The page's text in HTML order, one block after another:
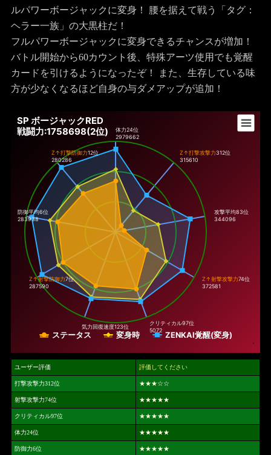
ルパワーボージャックに変身！ 腰を据えて戦う「タグ：
ヘラー一族」の大黒柱だ！
フルパワーボージャックに変身できるチャンスが増加！
バトル開始から60カウント後、特殊アーツ使用でも覚醒
カードを引けるようになったぞ！ また、生存している味
方が少なくなるほど自身の与ダメアップが追加！
SP ボージャックRED
戦闘力:1758698(2位)
ステータス 変身時 ZENKAI覚醒(変身)
体力24位
2979662
Z↑打撃攻撃力312位
315610
攻撃平均83位
344096
Z↑射撃攻撃力74位
372581
クリティカル97位
5072
気力回復速度123位
Z↑射撃防御力7位
287590
防御平均6位
283938
Z↑打撃防御力12位
280286
ユーザー評価 評価してください
打撃攻撃力312位 ★★★☆☆
射撃攻撃力74位 ★★★★★
クリティカル97位 ★★★★★
体力24位 ★★★★★
防御力6位 ★★★★★